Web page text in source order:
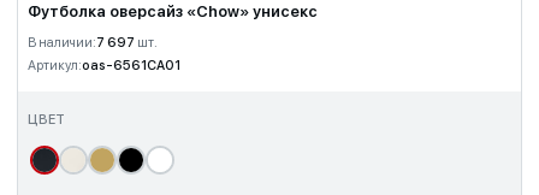
Футболка оверсайз «Chow» унисекс
В наличии:7 697 шт.
Артикул:oas-6561CA01
ЦВЕТ